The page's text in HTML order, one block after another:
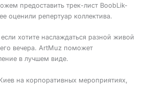
предоставить трек-лист BoobLik-
оценили репертуар коллектива.
хотите наслаждаться разной живой
вечера. ArtMuz поможет
в лучшем виде.
на корпоративных мероприятиях,